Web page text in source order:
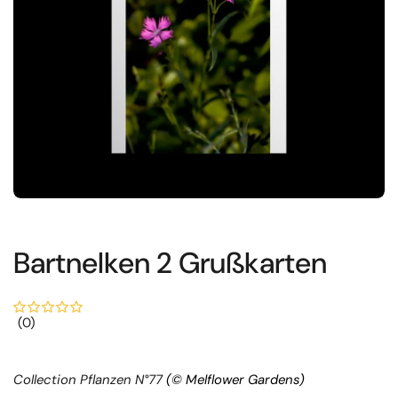
Bartnelken 2 Grußkarten
(0)
Collection Pflanzen N°77(© Melflower Gardens)